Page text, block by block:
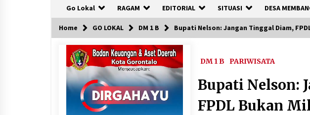
Go Lokal RAGAM EDITORIAL SITUASI DESA
Home GO LOKAL DM 1 B Bupati Nelson: Jangan Tinggal Diam,
DM 1 B PARIWISATA
Bupati Nelson:
FPDL Bukan